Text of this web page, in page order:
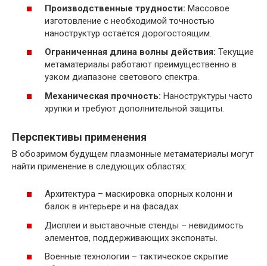
Производственные трудности: Массовое
изготовление с необходимой точностью
наноструктур остаётся дорогостоящим.
Ограниченная длина волны действия: Текущие
метаматериалы работают преимущественно в
узком диапазоне светового спектра.
Механическая прочность: Наноструктуры часто
хрупки и требуют дополнительной защиты.
Перспективы применения
В обозримом будущем плазмонные метаматериалы могут
найти применение в следующих областях:
Архитектура – маскировка опорных колонн и
балок в интерьере и на фасадах.
Дисплеи и выставочные стенды – невидимость
элементов, поддерживающих экспонаты.
Военные технологии – тактическое скрытие